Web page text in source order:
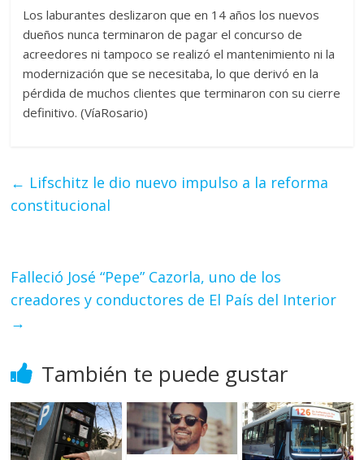
Los laburantes deslizaron que en 14 años los nuevos
dueños nunca terminaron de pagar el concurso de
acreedores ni tampoco se realizó el mantenimiento ni la
modernización que se necesitaba, lo que derivó en la
pérdida de muchos clientes que terminaron con su cierre
definitivo. (VíaRosario)
← Lifschitz le dio nuevo impulso a la reforma
constitucional
Falleció José “Pepe” Cazorla, uno de los
creadores y conductores de El País del Interior
→
También te puede gustar